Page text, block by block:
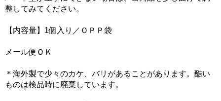
整してみてください。
【内容量】1個入り／ＯＰＰ袋
メール便ＯＫ
＊海外製で少々のカケ、バリがあることがあります。酷い
ものは検品時に廃棄しています。